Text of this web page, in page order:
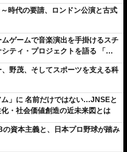
時代の要請、ロンドン公演と古式
ゲームで音楽演出を手掛けるスチ
ティ・プロジェクトを語る 「楽
ずっと成長曲線だから」
野茂、そしてスポーツを支える科
」に 名前だけではない…JNSEと
・社会価値創造の近未来図とは
の資本主義と、日本プロ野球が踏み